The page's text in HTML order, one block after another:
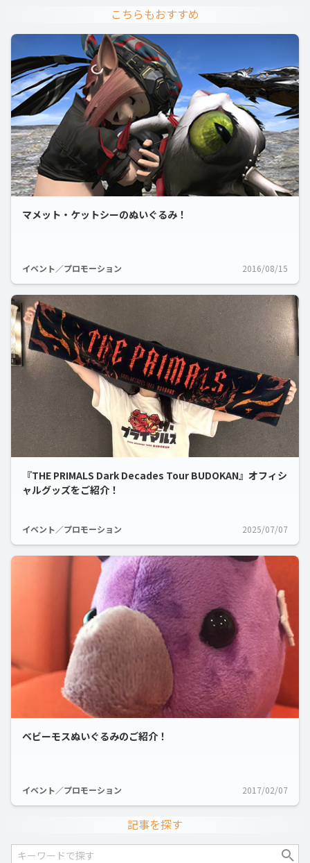
こちらもおすすめ
マメット・ケットシーのぬいぐるみ！
イベント／プロモーション 2016/08/15
『THE PRIMALS Dark Decades Tour BUDOKAN』オフィシ
ャルグッズをご紹介！
イベント／プロモーション 2025/07/07
ベビーモスぬいぐるみのご紹介！
イベント／プロモーション 2017/02/07
記事を探す